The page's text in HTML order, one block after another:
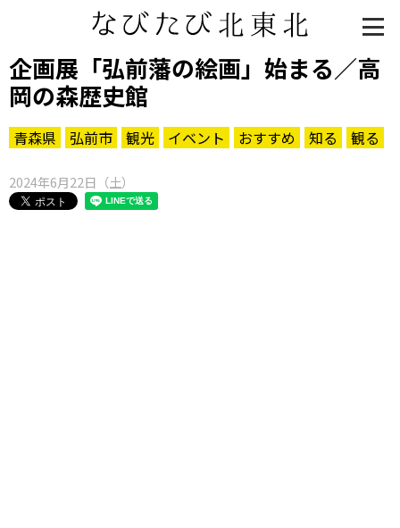
企画展「弘前藩の絵画」始まる／高
岡の森歴史館
青森県 弘前市 観光 イベント おすすめ 知る 観る
2024年6月22日（土）